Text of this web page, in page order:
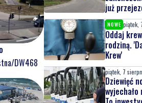
DW468
już
NOWE piątek,
Oddaj
rodziną.
Krew'
piątek, 7
Dziewięć